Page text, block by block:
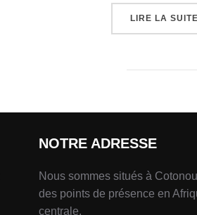
LIRE LA
NOTRE ADRESSE
Nous sommes situés à
des points de présence en
centrale.